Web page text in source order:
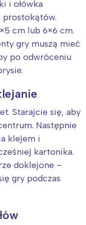
i ołówka
prostokątów.
cm lub 6×6 cm.
gry muszą mieć
po odwróceniu
Starajcie się, aby
Następnie
klejem i
kartonika.
doklejone –
gry podczas